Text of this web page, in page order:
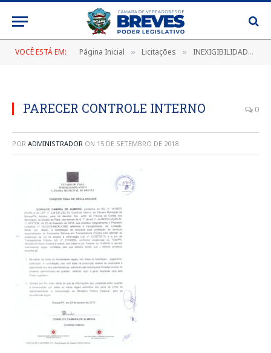
VOCÊ ESTÁ EM: Página Inicial » Licitações » INEXIGIBILIDADE Nº 002/2018
PARECER CONTROLE INTERNO 0
POR ADMINISTRADOR ON 15 DE SETEMBRO DE 2018